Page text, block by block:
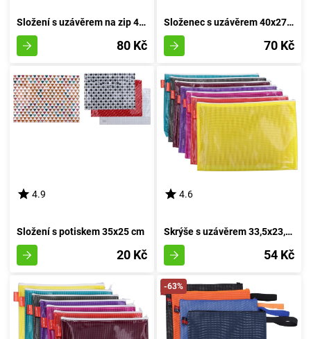
Složení s uzávěrem na zip 41,5x32 cm
80 Kč
Složenec s uzávěrem 40x27,5 cm
70 Kč
4.9
Složení s potiskem 35x25 cm
20 Kč
4.6
Skrýše s uzávěrem 33,5x23,5 cm
54 Kč
-63%